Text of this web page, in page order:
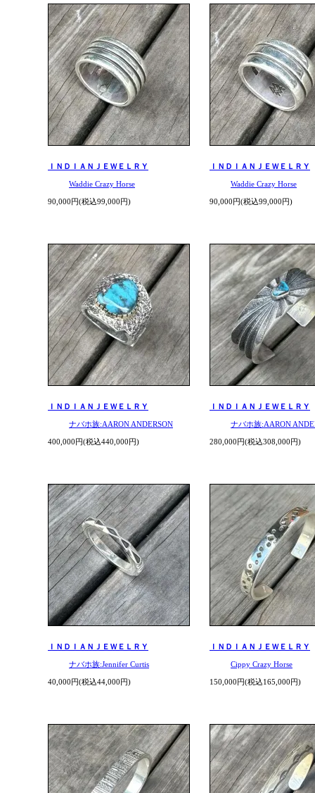
ＩＮＤＩＡＮＪＥＷＥＬＲＹ
Waddie Crazy Horse
90,000円(税込99,000円)
ＩＮＤＩＡＮＪＥＷＥＬＲＹ
Waddie Crazy Horse
90,000円(税込99,000円)
ＩＮＤＩＡＮＪＥＷＥＬＲＹ
ナバホ族:AARON ANDERSON
400,000円(税込440,000円)
ＩＮＤＩＡＮＪＥＷＥＬＲＹ
ナバホ族:AARON
280,000円(税込308,000円)
ＩＮＤＩＡＮＪＥＷＥＬＲＹ
ナバホ族:Jennifer Curtis
40,000円(税込44,000円)
ＩＮＤＩＡＮＪＥＷＥＬＲＹ
Cippy Crazy Horse
150,000円(税込165,000円)